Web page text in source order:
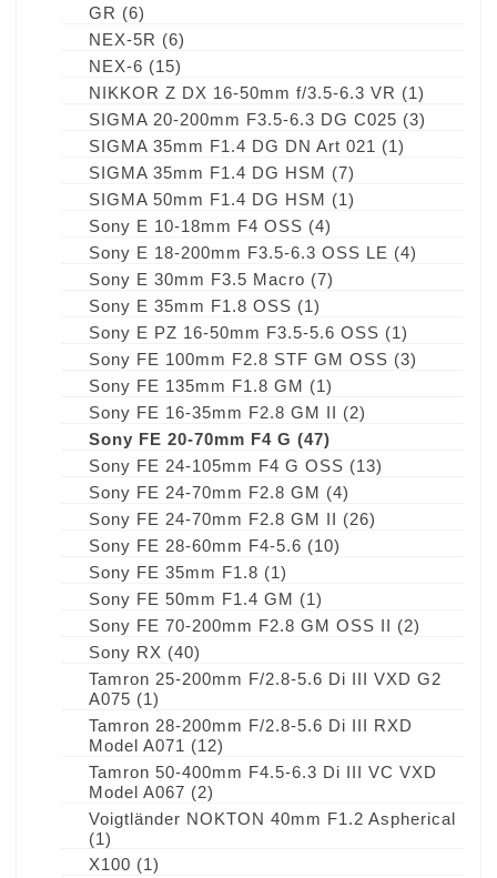
GR (6)
NEX-5R (6)
NEX-6 (15)
NIKKOR Z DX 16-50mm f/3.5-6.3 VR (1)
SIGMA 20-200mm F3.5-6.3 DG C025 (3)
SIGMA 35mm F1.4 DG DN Art 021 (1)
SIGMA 35mm F1.4 DG HSM (7)
SIGMA 50mm F1.4 DG HSM (1)
Sony E 10-18mm F4 OSS (4)
Sony E 18-200mm F3.5-6.3 OSS LE (4)
Sony E 30mm F3.5 Macro (7)
Sony E 35mm F1.8 OSS (1)
Sony E PZ 16-50mm F3.5-5.6 OSS (1)
Sony FE 100mm F2.8 STF GM OSS (3)
Sony FE 135mm F1.8 GM (1)
Sony FE 16-35mm F2.8 GM II (2)
Sony FE 20-70mm F4 G (47)
Sony FE 24-105mm F4 G OSS (13)
Sony FE 24-70mm F2.8 GM (4)
Sony FE 24-70mm F2.8 GM II (26)
Sony FE 28-60mm F4-5.6 (10)
Sony FE 35mm F1.8 (1)
Sony FE 50mm F1.4 GM (1)
Sony FE 70-200mm F2.8 GM OSS II (2)
Sony RX (40)
Tamron 25-200mm F/2.8-5.6 Di III VXD G2
A075 (1)
Tamron 28-200mm F/2.8-5.6 Di III RXD
Model A071 (12)
Tamron 50-400mm F4.5-6.3 Di III VC VXD
Model A067 (2)
Voigtländer NOKTON 40mm F1.2 Aspherical
(1)
X100 (1)